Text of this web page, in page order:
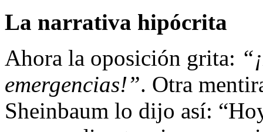
La narrativa hipócrita
Ahora la oposición grita:
emergencias!”. Otra
Sheinbaum lo dijo así: